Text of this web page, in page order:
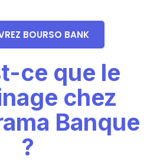
BOURSO BANK
ce que le
chez
Banque
?